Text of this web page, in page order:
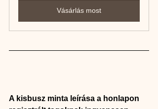
Vásárlás most
A kisbusz minta leírása a honlapon